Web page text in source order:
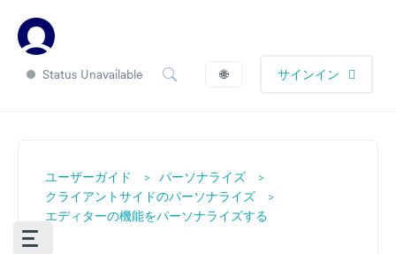
Status Unavailable 🌐 サインイン
ユーザーガイド
パーソナライズ
クライアントサイドのパーソナライズ
エディターの機能をパーソナライズする